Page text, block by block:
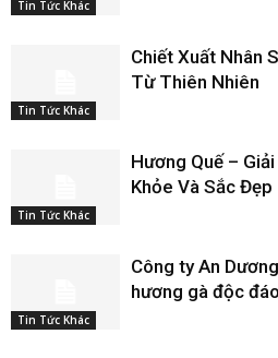
Tin Tức Khác
Tin Tức Khác
Chiết Xuất Nhân
Từ Thiên Nhiên
Tin Tức Khác
Hương Quế –
Khỏe Và Sắc Đẹp
Tin Tức Khác
Công ty An
hương gà độc